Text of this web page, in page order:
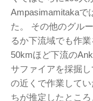
Ampasimamitakaで
た。 その他のグル
るか下流域でも作
50kmほど下流の
サファイアを採掘
の近くで作業して
ちが推定したとこ